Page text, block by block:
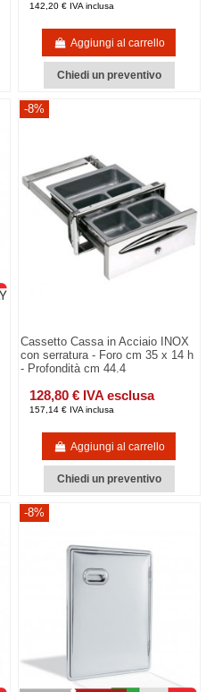
142,20 € IVA inclusa
Aggiungi al carrello
Chiedi un preventivo
-8%
Cassetto Cassa in Acciaio INOX
con serratura - Foro cm 35 x 14 h
- Profondità cm 44.4
128,80 € IVA esclusa
157,14 € IVA inclusa
Aggiungi al carrello
Chiedi un preventivo
-8%